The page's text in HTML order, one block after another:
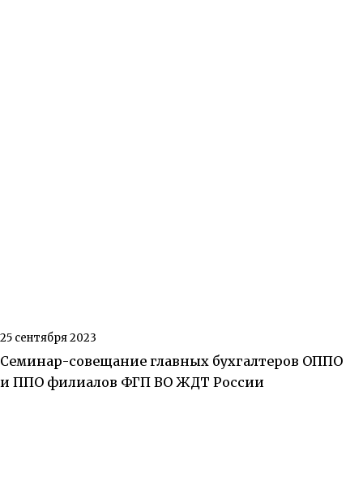
25 сентября 2023
Семинар-совещание главных бухгалтеров ОППО
и ППО филиалов ФГП ВО ЖДТ России